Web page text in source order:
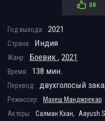
30
Год выхода: 2021
Страна: Индия
Жанр: Боевик , 2021
Время: 138 мин.
Перевод: двухголосый
Режиссер:
Махеш Манджрекар
Актеры:
Салман Кхан, Aayush